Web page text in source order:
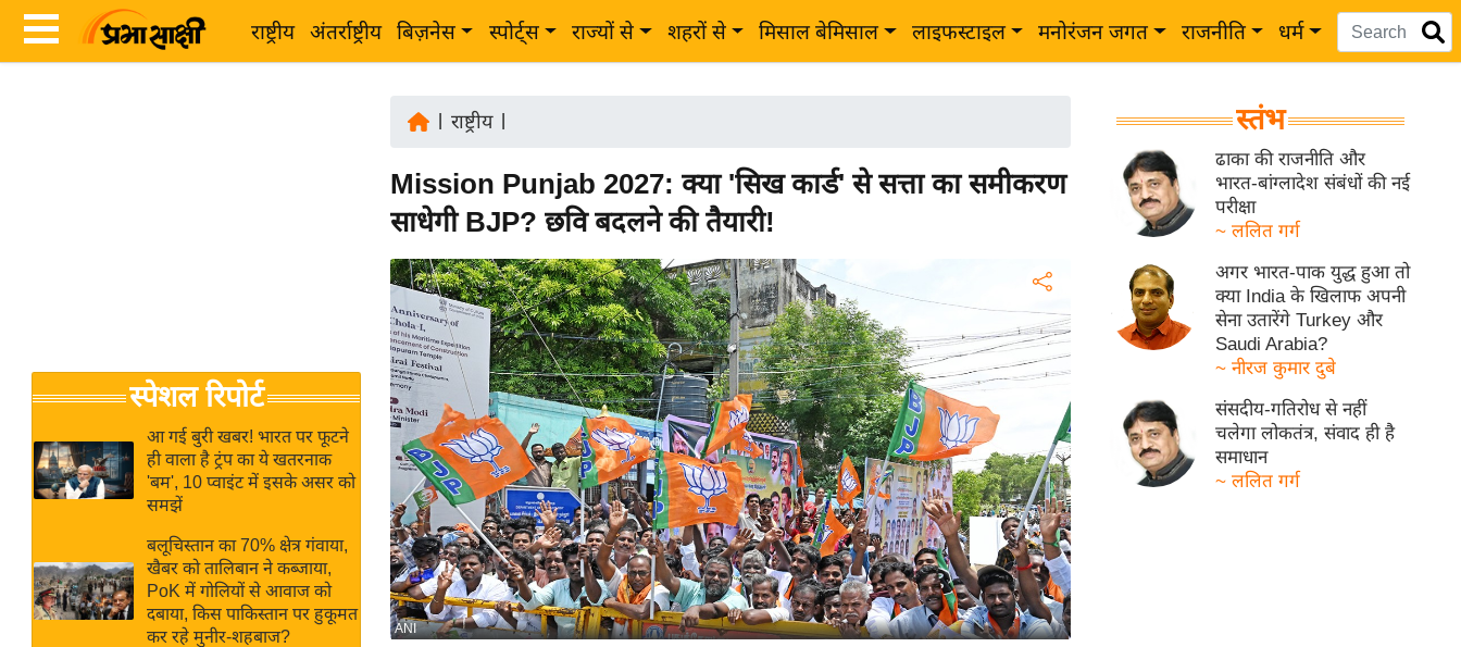
राष्ट्रीय अंतर्राष्ट्रीय बिज़नेस स्पोर्ट्स राज्यों से शहरों से मिसाल बेमिसाल लाइफस्टाइल मनोरंजन जगत राजनीति धर्म
Breaking
News in
Hindi
Hindi
Hindi
Videos
जगत
राय
बजट
क्रिकेट
IPL
2026
स्पेशल रिपोर्ट
आ गई बुरी खबर! भारत पर फूटने
ही वाला है ट्रंप का ये खतरनाक
'बम', 10 प्वाइंट में इसके असर को
समझें
बलूचिस्तान का 70% क्षेत्र गंवाया,
खैबर को तालिबान ने कब्जाया,
PoK में गोलियों से आवाज को
दबाया, किस पाकिस्तान पर हुकूमत
कर रहे मुनीर-शहबाज?
राष्ट्रीय|
Mission Punjab 2027: क्या 'सिख कार्ड' से सत्ता का समीकरण
साधेगी BJP? छवि बदलने की तैयारी!
ANI
स्तंभ
ढाका की राजनीति और
भारत-बांग्लादेश संबंधों की नई
परीक्षा
~ ललित गर्ग
अगर भारत-पाक युद्ध हुआ तो
क्या India के खिलाफ अपनी
सेना उतारेंगे Turkey और
Saudi Arabia?
~ नीरज कुमार दुबे
संसदीय-गतिरोध से नहीं
चलेगा लोकतंत्र, संवाद ही है
समाधान
~ ललित गर्ग